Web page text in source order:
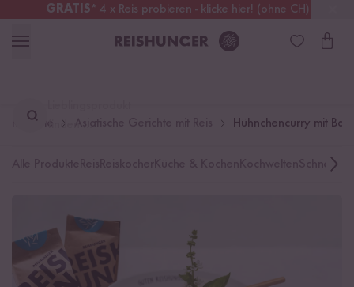
GRATIS* 4 x Reis probieren - klicke hier! (ohne CH)
Österreich Kostenloser Versand
finden ...
Rezepte Hühnchencurry mit
Schnelle